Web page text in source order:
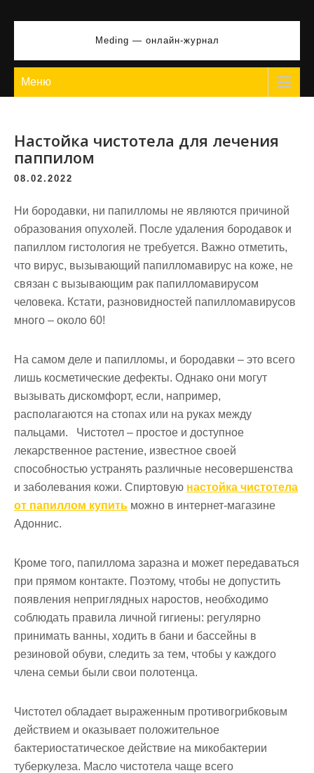
Meding — онлайн-журнал
Меню
Настойка чистотела для лечения
паппилом
08.02.2022
Ни бородавки, ни папилломы не являются причиной
образования опухолей. После удаления бородавок и
папиллом гистология не требуется. Важно отметить,
что вирус, вызывающий папилломавирус на коже, не
связан с вызывающим рак папилломавирусом
человека. Кстати, разновидностей папилломавирусов
много – около 60!
На самом деле и папилломы, и бородавки – это всего
лишь косметические дефекты. Однако они могут
вызывать дискомфорт, если, например,
располагаются на стопах или на руках между
пальцами. Чистотел – простое и доступное
лекарственное растение, известное своей
способностью устранять различные несовершенства
и заболевания кожи. Спиртовую настойка чистотела
от папиллом купить можно в интернет-магазине
Адоннис.
Кроме того, папиллома заразна и может передаваться
при прямом контакте. Поэтому, чтобы не допустить
появления неприглядных наростов, необходимо
соблюдать правила личной гигиены: регулярно
принимать ванны, ходить в бани и бассейны в
резиновой обуви, следить за тем, чтобы у каждого
члена семьи были свои полотенца.
Чистотел обладает выраженным противогрибковым
действием и оказывает положительное
бактериостатическое действие на микобактерии
туберкулеза. Масло чистотела чаще всего